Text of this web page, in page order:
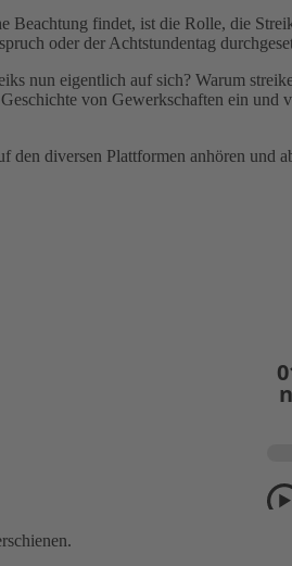
Beachtung findet, ist die Rolle, die
oder der Achtstundentag
nun eigentlich auf sich? Warum
von Gewerkschaften ein
den diversen Plattformen anhören und